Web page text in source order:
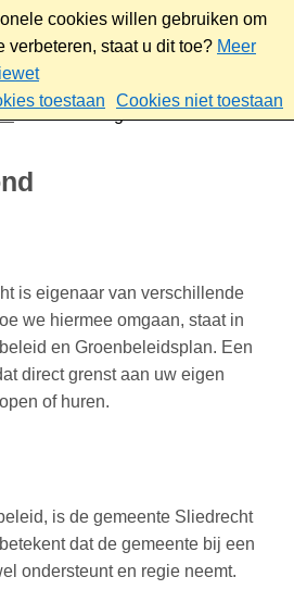
cookies willen gebruiken om
verbeteren, staat u dit toe? Meer
toestaan
Cookies niet toestaan
Gemeentegrond
is eigenaar van verschillende
we hiermee omgaan, staat in
en Groenbeleidsplan. Een
direct grenst aan uw eigen
of huren.
is de gemeente Sliedrecht
dat de gemeente bij een
ondersteunt en regie neemt.